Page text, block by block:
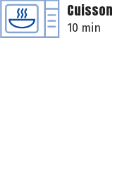
Cuisson
10 min